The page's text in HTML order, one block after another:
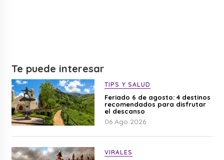
Te puede interesar
TIPS Y SALUD
Feriado 6 de agosto: 4 destinos
recomendados para disfrutar
el descanso
06 Ago 2026
VIRALES